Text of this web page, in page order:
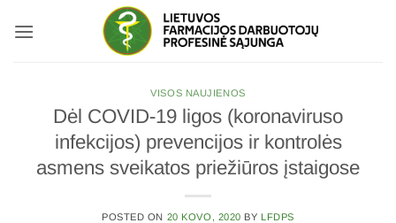
VISOS NAUJIENOS
Dėl COVID-19 ligos (koronaviruso
infekcijos) prevencijos ir kontrolės
asmens sveikatos priežiūros įstaigose
POSTED ON 20 KOVO, 2020 BY LFDPS